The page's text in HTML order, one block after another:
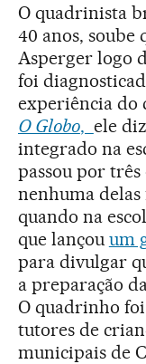
O quadrinista
40 anos, soube
Asperger logo
foi
experiência do
O Globo, ele
integrado na
passou por três
nenhuma
quando na
que lançou um
para divulgar
a preparação
O quadrinho
tutores de
municipais de